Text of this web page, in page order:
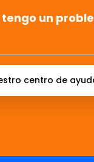
tengo un
centro de